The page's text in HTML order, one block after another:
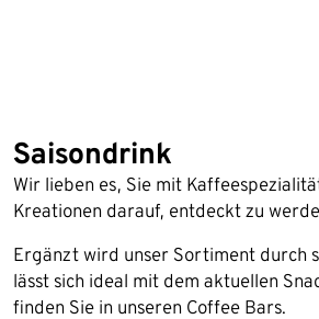
Saisondrink
Wir lieben es, Sie mit
Kreationen darauf, entdeckt zu
Ergänzt wird unser Sortiment durch
lässt sich ideal mit dem aktuellen
finden Sie in unseren Coffee Bars.